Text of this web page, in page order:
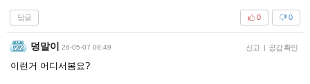
답글 0
0
덩말이 26-05-07 08:49 신고 | 공감 확인
이런거 어디서봄요?